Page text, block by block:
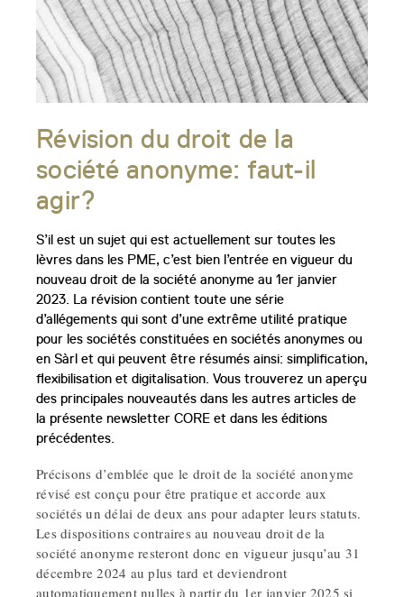
Révision du droit de la
société anonyme: faut-il
agir?
S’il est un sujet qui est actuellement sur toutes les
lèvres dans les PME, c’est bien l’entrée en vigueur du
nouveau droit de la société anonyme au 1er janvier
2023. La révision contient toute une série
d’allégements qui sont d’une extrême utilité pratique
pour les sociétés constituées en sociétés anonymes ou
en Sàrl et qui peuvent être résumés ainsi: simplification,
flexibilisation et digitalisation. Vous trouverez un aperçu
des principales nouveautés dans les autres articles de
la présente newsletter CORE et dans les éditions
précédentes.
Précisons d’emblée que le droit de la société anonyme
révisé est conçu pour être pratique et accorde aux
sociétés un délai de deux ans pour adapter leurs statuts.
Les dispositions contraires au nouveau droit de la
société anonyme resteront donc en vigueur jusqu’au 31
décembre 2024 au plus tard et deviendront
automatiquement nulles à partir du 1er janvier 2025 si